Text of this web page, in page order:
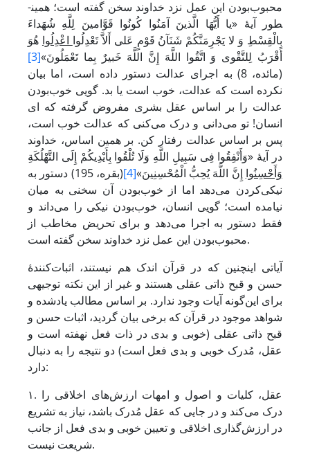
محبوب‌بودن این عمل نزد خداوند سخن گفته است؛ همین­
طور آیۀ «یا أَیُّهَا الَّذینَ آمَنُوا کُونُوا قَوَّامینَ لِلَّهِ شُهَداءَ
بِالْقِسْطِ وَ لا یَجْرِمَنَّکُمْ شَنَآنُ قَوْمٍ عَلى‏ أَلاَّ تَعْدِلُوا اعْدِلُوا هُوَ
أَقْرَبُ لِلتَّقْوى‏ وَ اتَّقُوا اللَّهَ إِنَّ اللَّهَ خَبیرٌ بِما تَعْمَلُونَ»[3]
(مائده، 8) به اجرای عدالت دستور داده است، اما بیان
نکرده است که عدالت، خوب است یا بد. گویی خوب‌بودن
عدالت را بر اساس عقل بشری مفروض گرفته که ای
انسان! تو می‌دانی و درک می‌کنی که عدالت خوب است،
پس بر اساس عدالت رفتار کن. بر همین اساس، خداوند
در آیۀ «وَأَنْفِقُوا فِی سَبِیلِ اللَّهِ وَلَا تُلْقُوا بِأَیْدِیکُمْ إِلَى التَّهْلُکَةِ
وَأَحْسِنُوا إِنَّ اللَّهَ یُحِبُّ الْمُحْسِنِینَ»[4]
(بقره، 195) دستور به
نیکی‌کردن می‌دهد اما از خوب‌بودن آن سخنی به میان
نیامده است؛ گویی انسان، خوب‌بودن نیکی را می‌داند و
فقط دستور به اجرا می‌دهد و برای تحریض مخاطب از
محبوب‌بودن این عمل نزد خداوند سخن گفته است.
آیاتی اینچنین که در قرآن اندک هم نیستند، اثبات‌کنندۀ
حسن و قبح ذاتی عقلی هستند و غیر از این نکته توجیهی
برای این‌گونه آیات وجود ندارد. بر اساس مطالب یاد­شده و
شواهد موجود در قرآن که برخی بیان گردید، اثبات حسن و
قبح ذاتی عقلی (خوبی و بدی در ذات فعل نهفته است و
عقل، مُدرک خوبی و بدی فعل است) دو نتیجه را به دنبال
دارد:
۱. عقل، کلیات و اصول و امهات ارزش‌های اخلاقی را
درک می‌کند و در جایی که عقل مُدرک باشد، نیاز به تشریع
در ارزش‌گذاری اخلاقی و تعیین خوبی و بدی فعل از جانب
شریعت نیست.